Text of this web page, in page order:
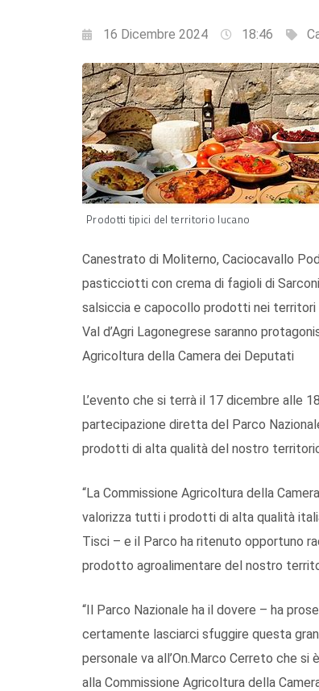
16 Dicembre 2024 18:46
Prodotti tipici del territorio lucano
Canestrato di Moliterno, Caciocavallo
pasticciotti con crema di fagioli di
salsiccia e capocollo prodotti nei territori
Val d’Agri Lagonegrese saranno
Agricoltura della Camera dei Deputati
L’evento che si terrà il 17 dicembre alle
partecipazione diretta del Parco
prodotti di alta qualità del nostro
“La Commissione Agricoltura della
valorizza tutti i prodotti di alta qualità
Tisci – e il Parco ha ritenuto opportuno
prodotto agroalimentare del nostro
“Il Parco Nazionale ha il dovere – ha
certamente lasciarci sfuggire questa
personale va all’On.Marco Cerreto che
alla Commissione Agricoltura della